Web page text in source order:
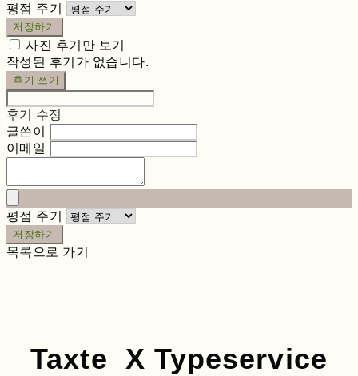
평점 주기
저장하기
사진 후기만 보기
작성된 후기가 없습니다.
후기 쓰기
후기 수정
글쓴이
이메일
평점 주기
저장하기
목록으로 가기
Taxte X Typeservice